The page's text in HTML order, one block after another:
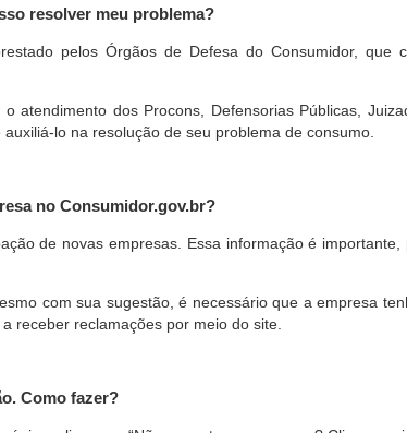
resolver meu problema?
pelos Órgãos de Defesa do Consumidor,
atendimento dos Procons, Defensorias Públicas,
lo na resolução de seu problema de consumo.
no Consumidor.gov.br?
de novas empresas. Essa informação é
com sua sugestão, é necessário que a empresa
receber reclamações por meio do site.
Como fazer?